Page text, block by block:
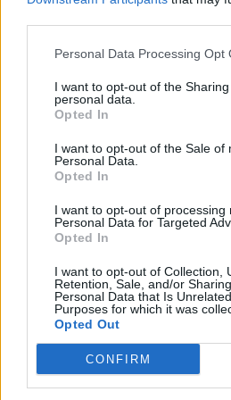
Personal Data Processing Opt
I want to opt-out of the
personal data.
Opted In
I want to opt-out of the Sale of
Personal Data.
Opted In
I want to opt-out of processing
Personal Data for Targeted
Opted In
I want to opt-out of Collection,
Retention, Sale, and/or
Personal Data that Is
Purposes for which it was
Opted Out
CONFIRM
θερμοκρασιών του
εκπροσωπώντας 205 εθνικές
επιτροπές, ενώ μία ομάδα
πρόσφυγες.
μεταξύ των δύο φύλων, με
τους μισούς αθλητές, να είναι
Ξανά Αγώνες σε έξι μήνες
Μετά το Τόκιο 2020, οι
Αγώνες του 2022 θα γίνουν
Φεβρουαρίου, καθιστώντας,
Κίνας, την πρώτη πόλη που
Χειμερινούς όσο και τους